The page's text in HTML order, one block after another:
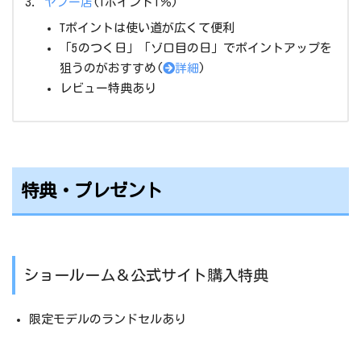
Tポイントは使い道が広くて便利
「5のつく日」「ゾロ目の日」でポイントアップを
狙うのがおすすめ(
詳細 )
レビュー特典あり
特典・プレゼント
ショールーム＆公式サイト購入特典
限定モデルのランドセルあり